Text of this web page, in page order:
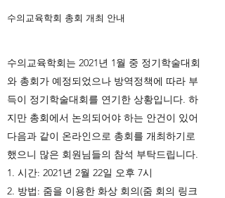
수의교육학회 총회 개최 안내
수의교육학회는 2021년 1월 중 정기학술대회
와 총회가 예정되었으나 방역정책에 따라 부
득이 정기학술대회를 연기한 상황입니다. 하
지만 총회에서 논의되어야 하는 안건이 있어
다음과 같이 온라인으로 총회를 개최하기로
했으니 많은 회원님들의 참석 부탁드립니다.
1. 시간: 2021년 2월 22일 오후 7시
2. 방법: 줌을 이용한 화상 회의(줌 회의 링크